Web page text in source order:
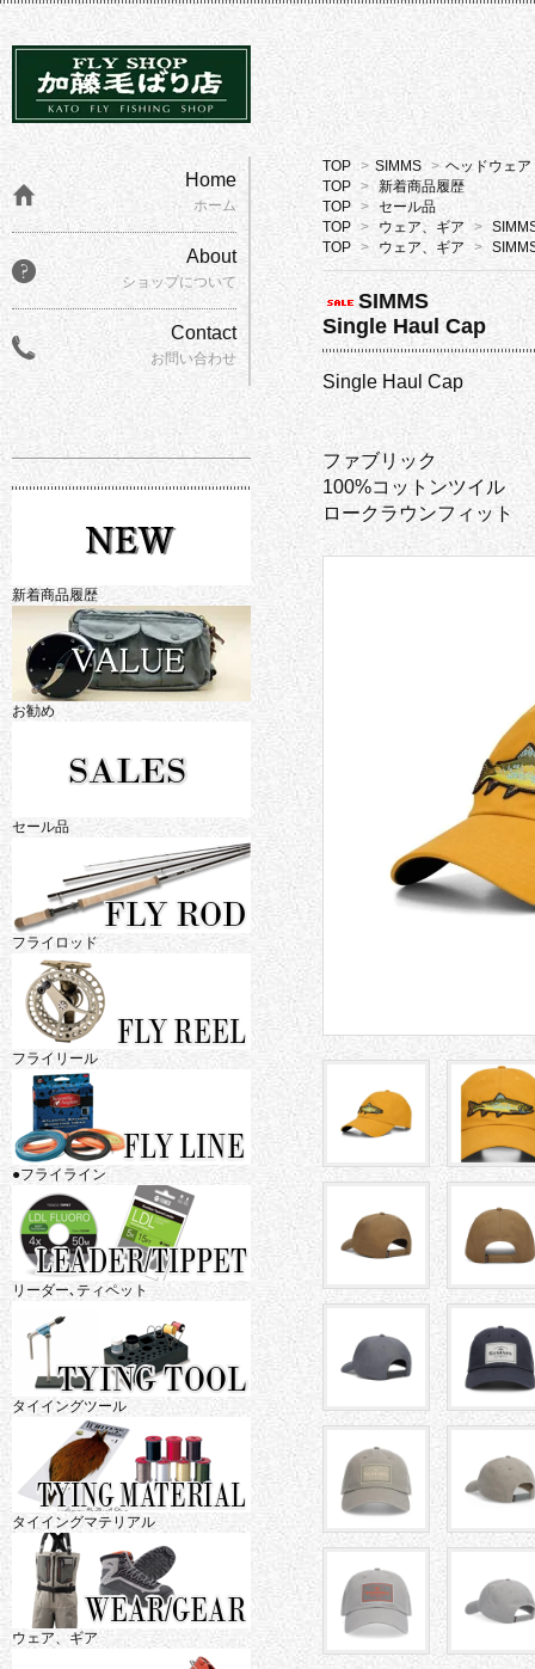
TOP > SIMMS > ヘッドウェア
TOP > 新着商品履歴
TOP > セール品
TOP > ウェア、ギア >
TOP > ウェア、ギア >
SIMMS
Single Haul Cap
Single Haul Cap
ファブリック
100%コットンツイル
ロークラウンフィット
Home
ホーム
About
ショップについて
Contact
お問い合わせ
新着商品履歴
お勧め
セール品
フライロッド
フライリール
●フライライン
リーダー､ティペット
タイイングツール
タイイングマテリアル
ウェア、ギア